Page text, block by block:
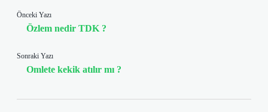
Önceki Yazı
Özlem nedir TDK ?
Sonraki Yazı
Omlete kekik atılır mı ?